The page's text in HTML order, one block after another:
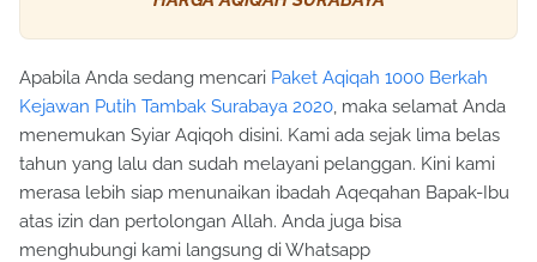
Apabila Anda sedang mencari Paket Aqiqah 1000 Berkah
Kejawan Putih Tambak Surabaya 2020, maka selamat Anda
menemukan Syiar Aqiqoh disini. Kami ada sejak lima belas
tahun yang lalu dan sudah melayani pelanggan. Kini kami
merasa lebih siap menunaikan ibadah Aqeqahan Bapak-Ibu
atas izin dan pertolongan Allah. Anda juga bisa
menghubungi kami langsung di Whatsapp